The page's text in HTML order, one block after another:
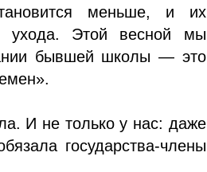
меньше, и их
ухода. Этой весной мы
бывшей школы — это
И не только у нас: даже
государства-члены